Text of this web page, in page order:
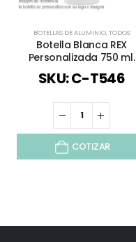
BOTELLAS DE ALUMINIO,TODOS
Botella Blanca REX
Personalizada 750 ml.
SKU: C-T546
COTIZAR